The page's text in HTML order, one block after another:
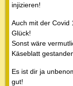
injizieren!
Auch mit der Covid
Glück!
Sonst wäre
Käseblatt
Es ist dir ja
gut!